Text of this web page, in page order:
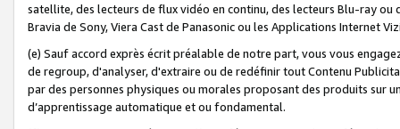
satellite, des lecteurs de flux vidéo en continu, des lecteurs Blu-ray
Bravia de Sony, Viera Cast de Panasonic ou les Applications Internet
(e) Sauf accord exprès écrit préalable de notre part, vous vous
de regroup, d'analyser, d'extraire ou de redéfinir tout Contenu
par des personnes physiques ou morales proposant des produits sur
d’apprentissage automatique et ou fondamental.